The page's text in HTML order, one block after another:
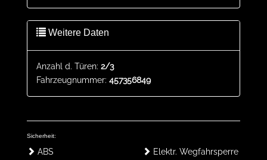
Weitere Daten
Anzahl d. Türen: 2/3
Fahrzeugnummer: 457356849
Sicherheit:
ABS
Elektr. Wegfahrsperre